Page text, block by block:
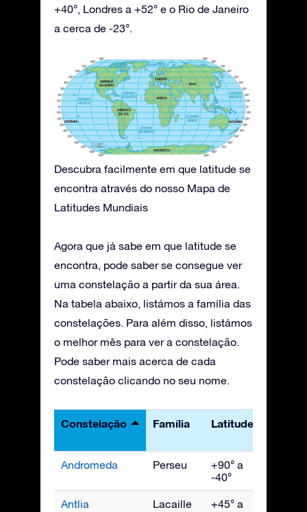
+40°, Londres a +52° e o Rio de Janeiro
a cerca de -23°.
Descubra facilmente em que latitude se
encontra através do nosso Mapa de
Latitudes Mundiais
Agora que já sabe em que latitude se
encontra, pode saber se consegue ver
uma constelação a partir da sua área.
Na tabela abaixo, listámos a família das
constelações. Para além disso, listámos
o melhor mês para ver a constelação.
Pode saber mais acerca de cada
constelação clicando no seu nome.
Constelação Família Latitudes
Andromeda Perseu
+90° a
-40°
Antlia Lacaille
+45° a